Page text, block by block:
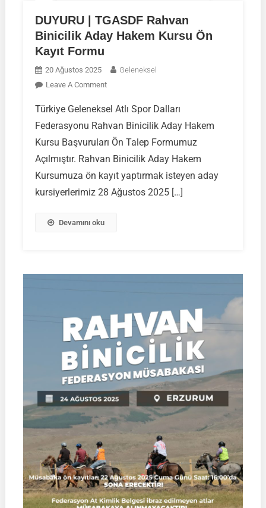
DUYURU | TGASDF Rahvan
Binicilik Aday Hakem Kursu Ön
Kayıt Formu
20 Ağustos 2025
Geleneksel
Leave A CommentOn
|
TGASDF
Rahvan
Hakem
Kursu
Türkiye Geleneksel Atlı Spor Dalları
Federasyonu Rahvan Binicilik Aday Hakem
Kursu Başvuruları Ön Talep Formumuz
Açılmıştır. Rahvan Binicilik Aday Hakem
Kursumuza ön kayıt yaptırmak isteyen aday
kursiyerlerimiz 28 Ağustos 2025 […]
Devamını oku